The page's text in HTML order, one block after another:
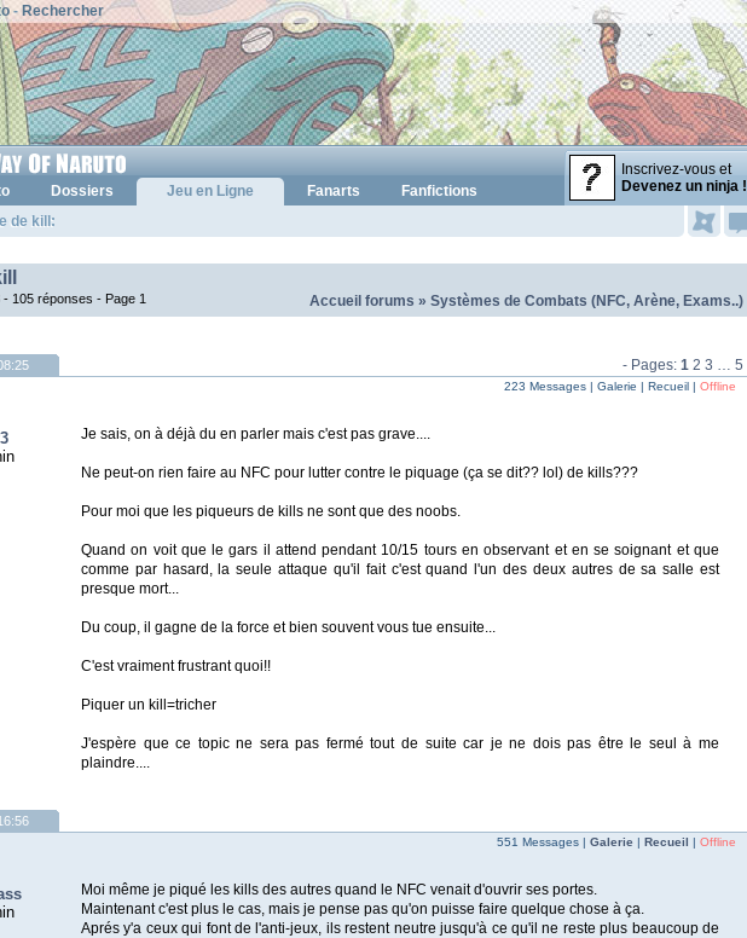
- Rechercher
Inscrivez-vous et
Devenez un ninja !
Dossiers Jeu en Ligne Fanarts
Fanfictions
de kill:
Accueil forums » Systèmes de Combats (NFC, Arène, Exams..)
- 105 réponses - Page 1
- Pages: 1 2 3 … 5
223 Messages | Galerie | Recueil | Offline
Je sais, on à déjà du en parler mais c'est pas grave....
Ne peut-on rien faire au NFC pour lutter contre le piquage (ça se dit?? lol) de kills???
Pour moi que les piqueurs de kills ne sont que des noobs.
Quand on voit que le gars il attend pendant 10/15 tours en observant et en se soignant et que
comme par hasard, la seule attaque qu'il fait c'est quand l'un des deux autres de sa salle est
presque mort...
Du coup, il gagne de la force et bien souvent vous tue ensuite...
C'est vraiment frustrant quoi!!
Piquer un kill=tricher
J'espère que ce topic ne sera pas fermé tout de suite car je ne dois pas être le seul à me
plaindre....
551 Messages | Galerie | Recueil | Offline
Moi même je piqué les kills des autres quand le NFC venait d'ouvrir ses portes.
Maintenant c'est plus le cas, mais je pense pas qu'on puisse faire quelque chose à ça.
Aprés y'a ceux qui font de l'anti-jeux, ils restent neutre jusqu'à ce qu'il ne reste plus beaucoup de